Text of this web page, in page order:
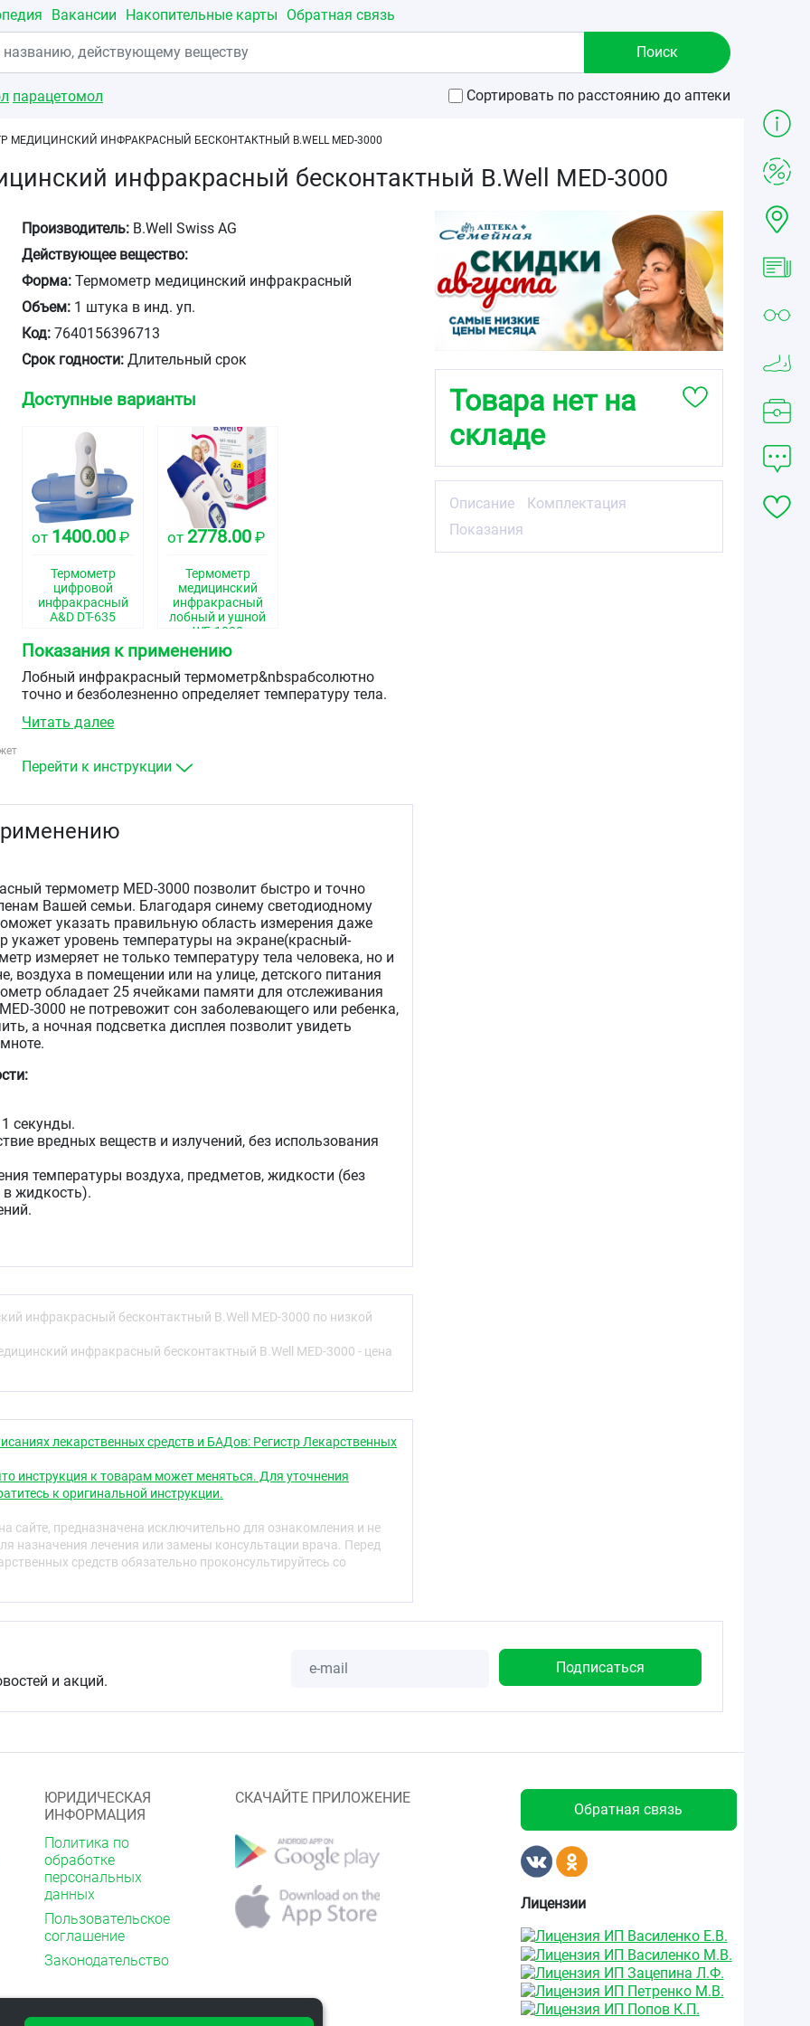
Вакансии Накопительные карты Обратная связь
парацетомол Сортировать по расстоянию до аптеки
МЕДИЦИНСКИЙ ИНФРАКРАСНЫЙ БЕСКОНТАКТНЫЙ B.WELL MED-3000
инфракрасный бесконтактный B.Well MED-3000
Производитель: B.Well Swiss AG
Действующее вещество:
Форма: Термометр медицинский инфракрасный
Объем: 1 штука в инд. уп.
Код: 7640156396713
Срок годности: Длительный срок
Доступные варианты
от 1400.00 ₽
Термометр
цифровой
инфракрасный
A&D DT-635
от 2778.00₽
Термометр
медицинский
инфракрасный
лобный и ушной
WF-1000
Показания к применению
Лобный инфракрасный термометр&nbspабсолютно
точно и безболезненно определяет температуру тела.
тела у детей, даже когда они спят.
Читать далее
Перейти к инструкции
термометр MED-3000 позволит быстро и точно
Вашей семьи. Благодаря синему светодиодному
указать правильную область измерения даже
укажет уровень температуры на экране(красный-
измеряет не только температуру тела человека, но и
воздуха в помещении или на улице, детского питания
обладает 25 ячейками памяти для отслеживания
3000 не потревожит сон заболевающего или ребенка,
а ночная подсветка дисплея позволит увидеть
секунды.
вредных веществ и излучений, без использования
температуры воздуха, предметов, жидкости (без
в жидкость).
батареи.
обслуживание 10 лет.
батареи.
абсолютно точно и безболезненно определяет
идеально подходит для измерения температуры тела у
инфракрасный бесконтактный B.Well MED-3000 по низкой
инфракрасный бесконтактный B.Well MED-3000 - цена
лекарственных средств и БАДов: Регистр Лекарственных
инструкция к товарам может меняться. Для уточнения
к оригинальной инструкции.
сайте, предназначена исключительно для ознакомления и не
назначения лечения или замены консультации врача. Перед
средств обязательно проконсультируйтесь со
Товара нет на
складе
Описание
Комплектация
Показания
и акций.
ЮРИДИЧЕСКАЯ
ИНФОРМАЦИЯ
Политика по
обработке
персональных
данных
Пользовательское
соглашение
Законодательство
СКАЧАЙТЕ ПРИЛОЖЕНИЕ
Обратная связь
Лицензии